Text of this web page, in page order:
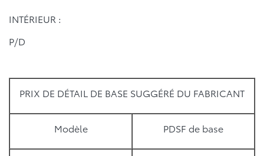
INTÉRIEUR :
P/D
PRIX DE DÉTAIL DE BASE SUGGÉRÉ DU FABRICANT
Modèle PDSF de base